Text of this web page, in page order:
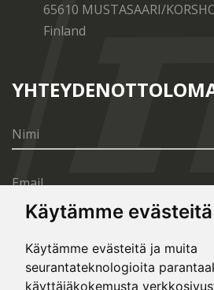
Käytämme evästeitä
Käytämme evästeitä ja muita
seurantateknologioita
käyttäjäkokemusta
65610 MUSTASAARI/
Finland